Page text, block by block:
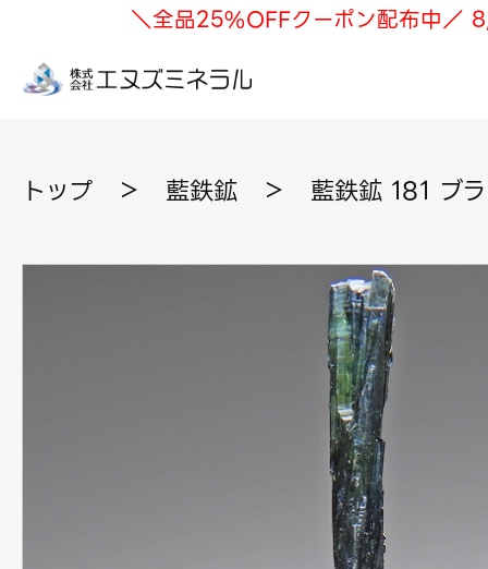
＼全品25%OFFクーポン配布中／
トップ ＞ 藍鉄鉱 ＞ 藍鉄鉱 181 ブ